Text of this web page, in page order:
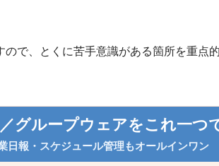
で、とくに苦手意識がある箇所を重点
グループウェアをこれ一つ
日報・スケジュール管理もオールインワン